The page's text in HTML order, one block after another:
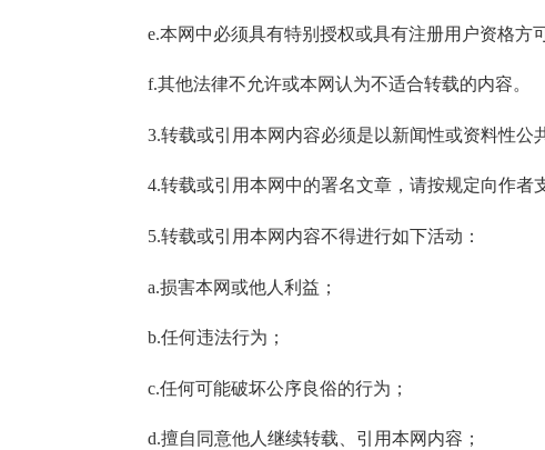
e.本网中必须具有特别授权或具有注册用户资格方可
f.其他法律不允许或本网认为不适合转载的内容。
3.转载或引用本网内容必须是以新闻性或资料性公共
4.转载或引用本网中的署名文章，请按规定向作者支
5.转载或引用本网内容不得进行如下活动：
a.损害本网或他人利益；
b.任何违法行为；
c.任何可能破坏公序良俗的行为；
d.擅自同意他人继续转载、引用本网内容；